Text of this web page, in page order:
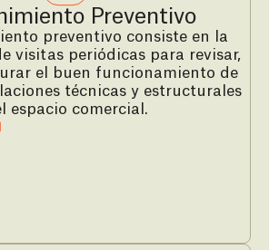
Preventivo
preventivo consiste en la
visitas periódicas para revisar,
el buen funcionamiento de
técnicas y estructurales
espacio comercial.